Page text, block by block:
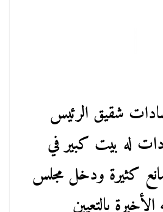
شقيق الرئيس
له بيت كبير في
كثيرة ودخل مجلس